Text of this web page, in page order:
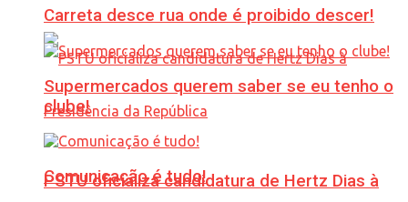
PSTU oficializa candidatura de Hertz Dias à
Carreta desce rua onde é proibido descer!
Supermercados querem saber se eu tenho o
clube!
Comunicação é tudo!